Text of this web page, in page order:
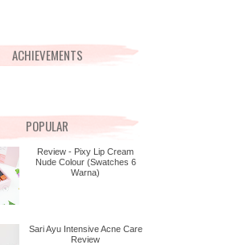
ACHIEVEMENTS
POPULAR
Review - Pixy Lip Cream
Nude Colour (Swatches 6
Warna)
Sari Ayu Intensive Acne Care
Review